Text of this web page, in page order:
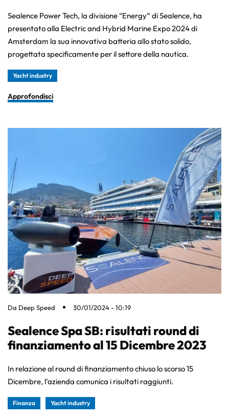
Sealence Power Tech, la divisione “Energy” di Sealence, ha
presentato alla Electric and Hybrid Marine Expo 2024 di
Amsterdam la sua innovativa batteria allo stato solido,
progettata specificamente per il settore della nautica.
Yacht industry
Approfondisci
Da Deep Speed 30/01/2024 - 10:19
Sealence Spa SB: risultati round di
finanziamento al 15 Dicembre 2023
In relazione al round di finanziamento chiuso lo scorso 15
Dicembre, l’azienda comunica i risultati raggiunti.
Finanza Yacht industry